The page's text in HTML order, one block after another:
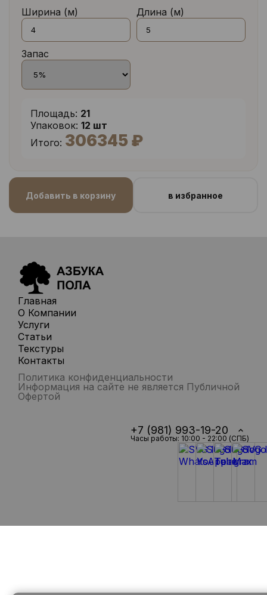
Ширина (м) Длина (м)
Запас
Площадь: 21
Упаковок: 12 шт
Итого: 306345 ₽
Добавить в корзину в избранное
Главная
О Компании
Услуги
Статьи
Текстуры
Контакты
Политика конфиденциальности
Информация на сайте не является Публичной
Офертой
+7 (981) 993-19-20
Часы работы: 10:00 - 22:00 (СПБ)